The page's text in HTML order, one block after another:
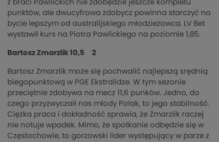
z braci Pawilickich nie zdobędzie jeszcze kompletu
punktów, ale dwucyfrowa zdobycz powinna starczyć na
bycie lepszym od australijskiego młodzieżowca. LV Bet
wystawił kurs na Piotra Pawlickiego na poziomie 1,85.
Bartosz Zmarzlik 10,5 2
Bartosz Zmarzlik może się pochwalić najlepszą srędnią
biegopunktową w PGE Ekstralidze. W tym sezonie
przeciętnie zdobywa na mecz 11,6 punków. Jedno, do
czego przyzwyczaił nas młody Polak, to jego stabilność.
Ciężka praca i dokładność sprawia, że Zmarzlik raczej
nie notuje wpadek. Mimo, że spotkanie odbędzie się w
Częstochowie, to gorzowski lider występujący w parze z